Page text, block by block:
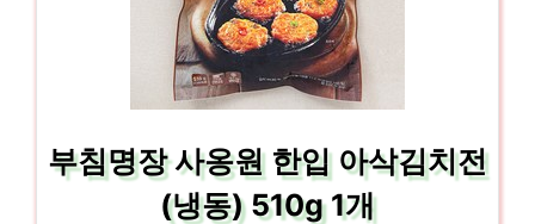
부침명장 사옹원 한입 아삭김치전
(냉동) 510g 1개